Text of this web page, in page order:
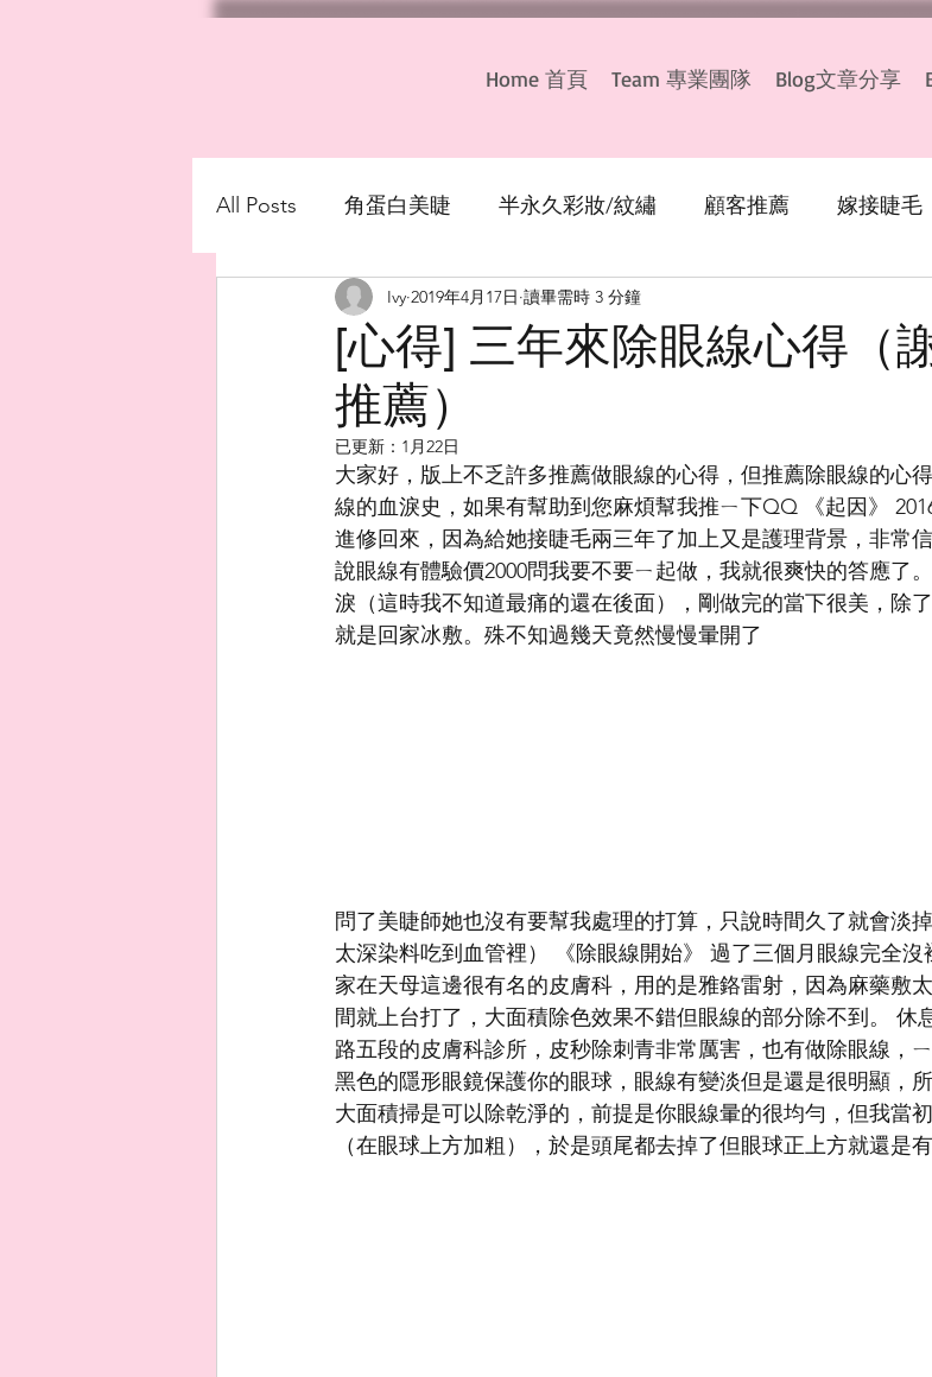
Home 首頁 Team 專業團隊 Blog文章分享
All Posts 角蛋白美睫 半永久彩妝/紋繡 顧客推薦 嫁接睫毛
洗眼線/洗眉/除髮際線/除紋繡顏色 生髮療程
[心得] 三年來除眼線心得（
推薦）
Ivy 2019年4月17日 讀畢需時 3 分鐘
已更新： 1月22日
大家好，版上不乏許多推薦做眼線的心得，但推薦除眼線的心
線的血淚史，如果有幫助到您麻煩幫我推ㄧ下QQ 《起因》
進修回來，因為給她接睫毛兩三年了加上又是護理背景，非常
說眼線有體驗價2000問我要不要ㄧ起做，我就很爽快的答應了
淚（這時我不知道最痛的還在後面），剛做完的當下很美，除
就是回家冰敷。殊不知過幾天竟然慢慢暈開了
問了美睫師她也沒有要幫我處理的打算，只說時間久了就會淡
太深染料吃到血管裡） 《除眼線開始》 過了三個月眼線完全
家在天母這邊很有名的皮膚科，用的是雅鉻雷射，因為麻藥敷
間就上台打了，大面積除色效果不錯但眼線的部分除不到。 休
路五段的皮膚科診所，皮秒除刺青非常厲害，也有做除眼線，
黑色的隱形眼鏡保護你的眼球，眼線有變淡但是還是很明顯，
大面積掃是可以除乾淨的，前提是你眼線暈的很均勻，但我當
（在眼球上方加粗），於是頭尾都去掉了但眼球正上方就還是有